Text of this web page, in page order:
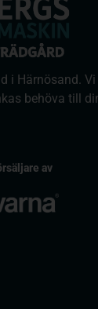
i Härnösand.
behöva till
av